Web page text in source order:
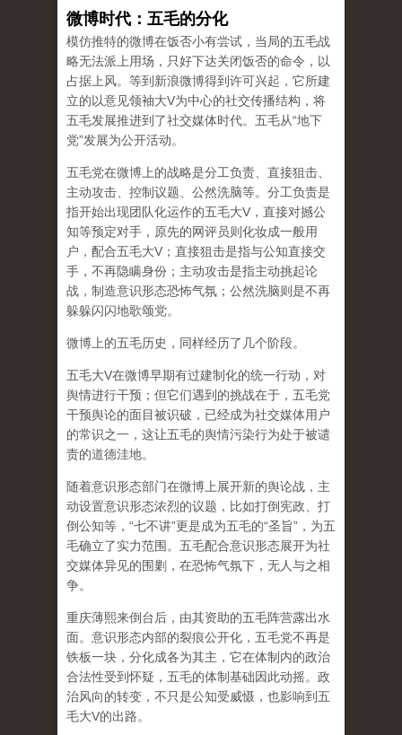
微博时代：五毛的分化
模仿推特的微博在饭否小有尝试，当局的五毛战
略无法派上用场，只好下达关闭饭否的命令，以
占据上风。等到新浪微博得到许可兴起，它所建
立的以意见领袖大V为中心的社交传播结构，将
五毛发展推进到了社交媒体时代。五毛从“地下
党”发展为公开活动。
五毛党在微博上的战略是分工负责、直接狙击、
主动攻击、控制议题、公然洗脑等。分工负责是
指开始出现团队化运作的五毛大V，直接对撼公
知等预定对手，原先的网评员则化妆成一般用
户，配合五毛大V；直接狙击是指与公知直接交
手，不再隐瞒身份；主动攻击是指主动挑起论
战，制造意识形态恐怖气氛；公然洗脑则是不再
躲躲闪闪地歌颂党。
微博上的五毛历史，同样经历了几个阶段。
五毛大V在微博早期有过建制化的统一行动，对
舆情进行干预；但它们遇到的挑战在于，五毛党
干预舆论的面目被识破，已经成为社交媒体用户
的常识之一，这让五毛的舆情污染行为处于被谴
责的道德洼地。
随着意识形态部门在微博上展开新的舆论战，主
动设置意识形态浓烈的议题，比如打倒宪政、打
倒公知等，“七不讲”更是成为五毛的“圣旨”，为五
毛确立了实力范围。五毛配合意识形态展开为社
交媒体异见的围剿，在恐怖气氛下，无人与之相
争。
重庆薄熙来倒台后，由其资助的五毛阵营露出水
面。意识形态内部的裂痕公开化，五毛党不再是
铁板一块，分化成各为其主，它在体制内的政治
合法性受到怀疑，五毛的体制基础因此动摇。政
治风向的转变，不只是公知受威慑，也影响到五
毛大V的出路。